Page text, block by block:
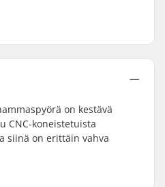
on kestävä
CNC-koneistetuista
siinä on erittäin vahva